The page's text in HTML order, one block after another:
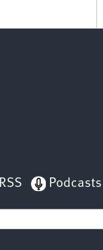
Podcasts